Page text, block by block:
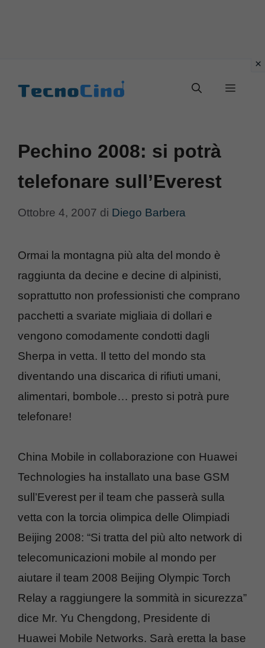
Menu
Pechino 2008: si potrà
telefonare sull’Everest
Ottobre 4, 2007 di Diego Barbera
Ormai la montagna più alta del mondo è
raggiunta da decine e decine di alpinisti,
soprattutto non professionisti che comprano
pacchetti a svariate migliaia di dollari e
vengono comodamente condotti dagli
Sherpa in vetta. Il tetto del mondo sta
diventando una discarica di rifiuti umani,
alimentari, bombole… presto si potrà pure
telefonare!
China Mobile in collaborazione con Huawei
Technologies ha installato una base GSM
sull’Everest per il team che passerà sulla
vetta con la torcia olimpica delle Olimpiadi
Beijing 2008: “Si tratta del più alto network di
telecomunicazioni mobile al mondo per
aiutare il team 2008 Beijing Olympic Torch
Relay a raggiungere la sommità in sicurezza”
dice Mr. Yu Chengdong, Presidente di
Huawei Mobile Networks. Sarà eretta la base